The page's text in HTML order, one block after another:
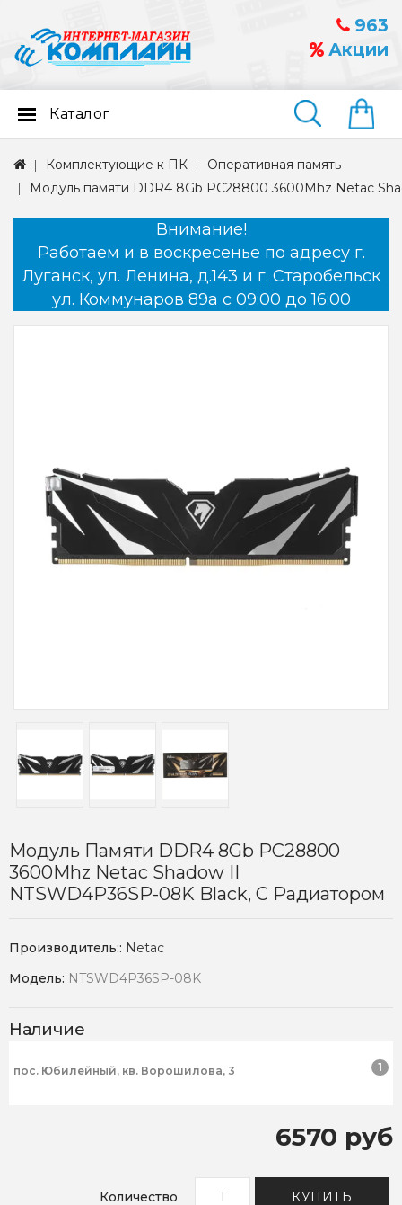
963
Акции
Найти
Каталог
Комплектующие к ПК
Оперативная память
Модуль памяти DDR4 8Gb PC28800 3600Mhz Netac
Внимание!
Работаем и в воскресенье по адресу г.
Луганск, ул. Ленина, д.143 и г. Старобельск
ул. Коммунаров 89а с 09:00 до 16:00
Модуль Памяти DDR4 8Gb PC28800
3600Mhz Netac Shadow II
NTSWD4P36SP-08K Black, С Радиатором
Производитель:: Netac
Модель: NTSWD4P36SP-08K
Наличие
пос. Юбилейный, кв. Ворошилова, 3 1
6570 руб
Количество КУПИТЬ